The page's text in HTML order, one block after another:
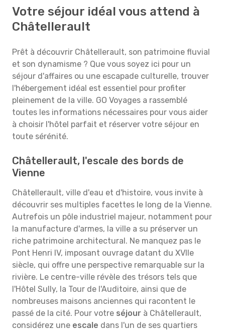
Votre séjour idéal vous attend à
Châtellerault
Prêt à découvrir Châtellerault, son patrimoine fluvial
et son dynamisme ? Que vous soyez ici pour un
séjour d'affaires ou une escapade culturelle, trouver
l'hébergement idéal est essentiel pour profiter
pleinement de la ville. GO Voyages a rassemblé
toutes les informations nécessaires pour vous aider
à choisir l'hôtel parfait et réserver votre séjour en
toute sérénité.
Châtellerault, l'escale des bords de
Vienne
Châtellerault, ville d'eau et d'histoire, vous invite à
découvrir ses multiples facettes le long de la Vienne.
Autrefois un pôle industriel majeur, notamment pour
la manufacture d'armes, la ville a su préserver un
riche patrimoine architectural. Ne manquez pas le
Pont Henri IV, imposant ouvrage datant du XVIIe
siècle, qui offre une perspective remarquable sur la
rivière. Le centre-ville révèle des trésors tels que
l'Hôtel Sully, la Tour de l'Auditoire, ainsi que de
nombreuses maisons anciennes qui racontent le
passé de la cité. Pour votre séjour à Châtellerault,
considérez une escale dans l'un de ses quartiers